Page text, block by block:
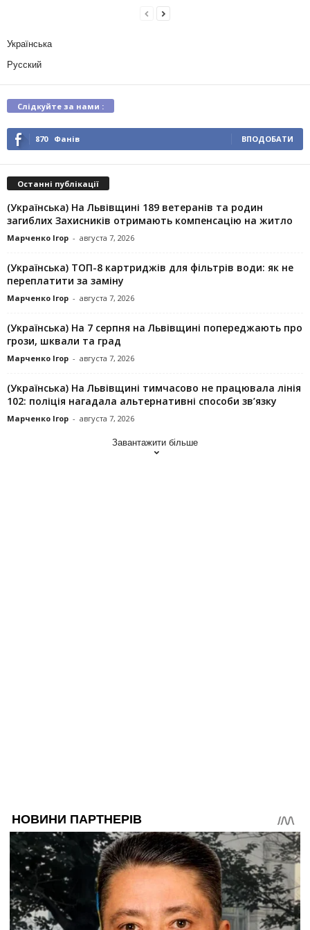
Українська
Русский
Слідкуйте за нами :
870 Фанів ВПОДОБАТИ
Останні публікації
(Українська) На Львівщині 189 ветеранів та родин
загиблих Захисників отримають компенсацію на житло
Марченко Ігор - августа 7, 2026
(Українська) ТОП-8 картриджів для фільтрів води: як не
переплатити за заміну
Марченко Ігор - августа 7, 2026
(Українська) На 7 серпня на Львівщині попереджають про
грози, шквали та град
Марченко Ігор - августа 7, 2026
(Українська) На Львівщині тимчасово не працювала лінія
102: поліція нагадала альтернативні способи зв’язку
Марченко Ігор - августа 7, 2026
Завантажити більше